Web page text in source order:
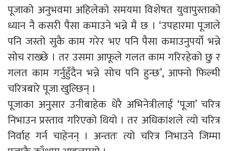
पूजाको अनुभवमा अहिलेको समयमा विशेषत युवापुस्ताको
ध्यान नै कसरी पैसा कमाउने भन्ने मै छ । ‘उपहारमा पूजाले
पनि जस्तो सुकै काम गरेर भए पनि पैसा कमाउनुपर्यो भन्ने
सोच राख्छे । तर उसमा आफूले गलत काम गरिरहेको छु र
गलत काम गर्नुहुँदैन भन्ने सोच पनि हुन्छ’, आफ्नो फिल्मी
चरित्रबारे पूजा खुल्छिन् ।
पूजाका अनुसार उनीबाहेक धेरै अभिनेत्रीलाई ‘पूजा’ चरित्र
निभाउन प्रस्ताव गरिएको थियो । तर अधिकांशले त्यो चरित्र
निर्वाह गर्न चाहेनन् । अन्ततः त्यो चरित्र निभाउने जिम्मा